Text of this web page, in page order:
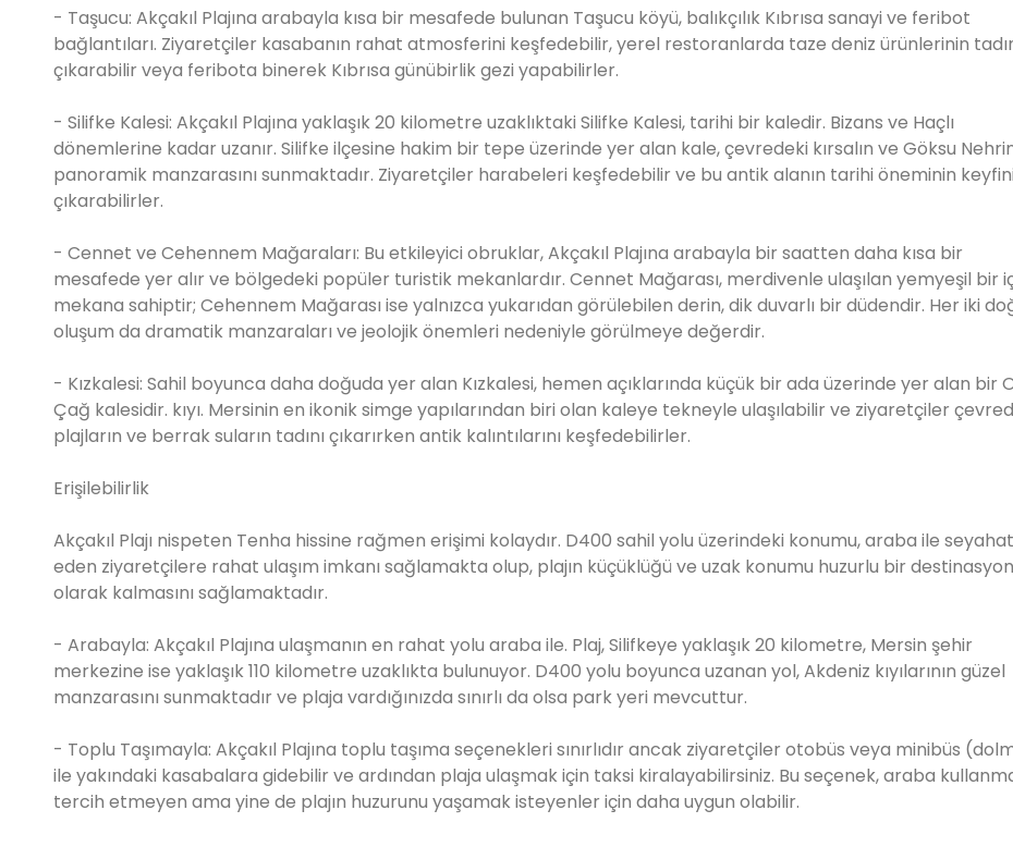
- Taşucu: Akçakıl Plajına arabayla kısa bir mesafede bulunan Taşucu köyü, balıkçılık Kıbrısa sanayi ve feribot
bağlantıları. Ziyaretçiler kasabanın rahat atmosferini keşfedebilir, yerel restoranlarda taze deniz ürünlerinin
çıkarabilir veya feribota binerek Kıbrısa günübirlik gezi yapabilirler.
- Silifke Kalesi: Akçakıl Plajına yaklaşık 20 kilometre uzaklıktaki Silifke Kalesi, tarihi bir kaledir. Bizans ve Haçlı
dönemlerine kadar uzanır. Silifke ilçesine hakim bir tepe üzerinde yer alan kale, çevredeki kırsalın ve Göksu
panoramik manzarasını sunmaktadır. Ziyaretçiler harabeleri keşfedebilir ve bu antik alanın tarihi öneminin keyfini
çıkarabilirler.
- Cennet ve Cehennem Mağaraları: Bu etkileyici obruklar, Akçakıl Plajına arabayla bir saatten daha kısa bir
mesafede yer alır ve bölgedeki popüler turistik mekanlardır. Cennet Mağarası, merdivenle ulaşılan yemyeşil bir
mekana sahiptir; Cehennem Mağarası ise yalnızca yukarıdan görülebilen derin, dik duvarlı bir düdendir. Her iki
oluşum da dramatik manzaraları ve jeolojik önemleri nedeniyle görülmeye değerdir.
- Kızkalesi: Sahil boyunca daha doğuda yer alan Kızkalesi, hemen açıklarında küçük bir ada üzerinde yer alan bir
Çağ kalesidir. kıyı. Mersinin en ikonik simge yapılarından biri olan kaleye tekneyle ulaşılabilir ve ziyaretçiler
plajların ve berrak suların tadını çıkarırken antik kalıntılarını keşfedebilirler.
Erişilebilirlik
Akçakıl Plajı nispeten Tenha hissine rağmen erişimi kolaydır. D400 sahil yolu üzerindeki konumu, araba ile seyahat
eden ziyaretçilere rahat ulaşım imkanı sağlamakta olup, plajın küçüklüğü ve uzak konumu huzurlu bir destinasyon
olarak kalmasını sağlamaktadır.
- Arabayla: Akçakıl Plajına ulaşmanın en rahat yolu araba ile. Plaj, Silifkeye yaklaşık 20 kilometre, Mersin şehir
merkezine ise yaklaşık 110 kilometre uzaklıkta bulunuyor. D400 yolu boyunca uzanan yol, Akdeniz kıyılarının güzel
manzarasını sunmaktadır ve plaja vardığınızda sınırlı da olsa park yeri mevcuttur.
- Toplu Taşımayla: Akçakıl Plajına toplu taşıma seçenekleri sınırlıdır ancak ziyaretçiler otobüs veya minibüs
ile yakındaki kasabalara gidebilir ve ardından plaja ulaşmak için taksi kiralayabilirsiniz. Bu seçenek, araba
tercih etmeyen ama yine de plajın huzurunu yaşamak isteyenler için daha uygun olabilir.